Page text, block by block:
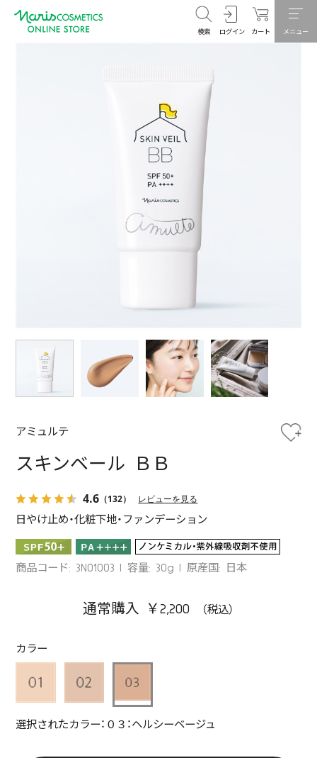
検索 ログイン カート メニュー
アミュルテ
スキンベール ＢＢ
4.6 （132） レビューを見る
日やけ止め・化粧下地・ファンデーション
商品コード: 3N01003 容量: 30g 原産国: 日本
通常購入 ￥2,200
カラー
選択されたカラー：０３：ヘルシーベージュ